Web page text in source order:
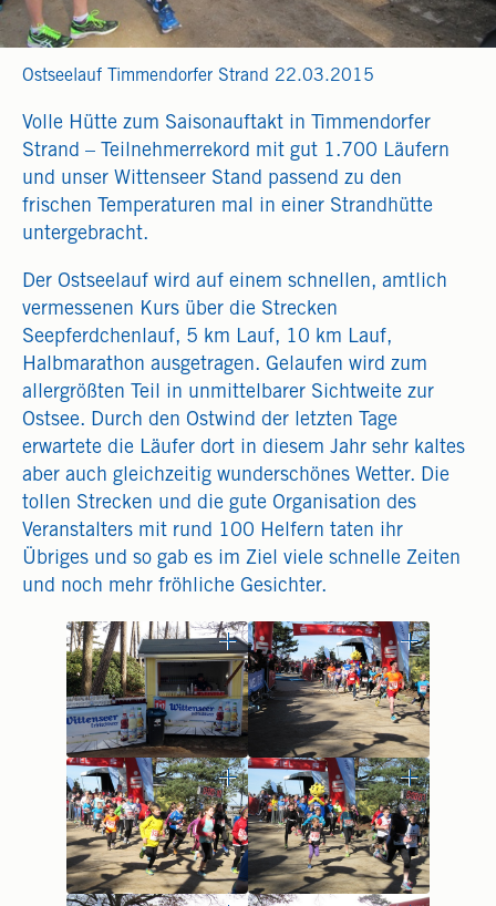
Ostseelauf Timmendorfer Strand 22.03.2015
Volle Hütte zum Saisonauftakt in Timmendorfer
Strand – Teilnehmerrekord mit gut 1.700 Läufern
und unser Wittenseer Stand passend zu den
frischen Temperaturen mal in einer Strandhütte
untergebracht.
Der Ostseelauf wird auf einem schnellen, amtlich
vermessenen Kurs über die Strecken
Seepferdchenlauf, 5 km Lauf, 10 km Lauf,
Halbmarathon ausgetragen. Gelaufen wird zum
allergrößten Teil in unmittelbarer Sichtweite zur
Ostsee. Durch den Ostwind der letzten Tage
erwartete die Läufer dort in diesem Jahr sehr kaltes
aber auch gleichzeitig wunderschönes Wetter. Die
tollen Strecken und die gute Organisation des
Veranstalters mit rund 100 Helfern taten ihr
Übriges und so gab es im Ziel viele schnelle Zeiten
und noch mehr fröhliche Gesichter.